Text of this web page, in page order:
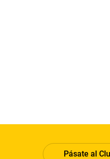
Pásate al